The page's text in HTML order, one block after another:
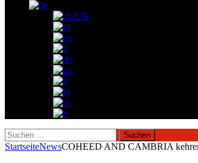
Suchen
nach:
StartseiteNewsCOHEED AND CAMBRIA